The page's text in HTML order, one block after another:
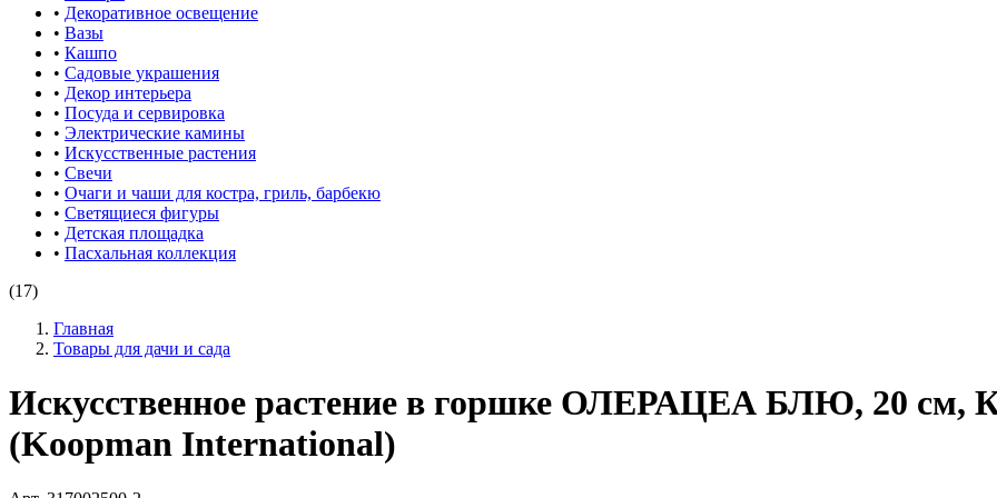
• Декоративное освещение
• Вазы
• Кашпо
• Садовые украшения
• Декор интерьера
• Посуда и сервировка
• Электрические камины
• Искусственные растения
• Свечи
• Очаги и чаши для костра, гриль, барбекю
• Светящиеся фигуры
• Детская площадка
• Пасхальная коллекция
(17)
Главная
Товары для дачи и сада
Искусственное растение в горшке ОЛЕРАЦЕА БЛЮ, 20 см,
(Koopman International)